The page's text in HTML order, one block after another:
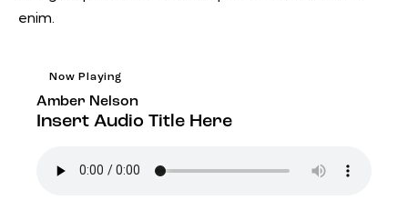
enim.
Now Playing
Amber Nelson
Insert Audio Title Here